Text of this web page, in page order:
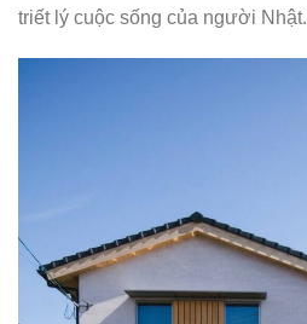
triết lý cuộc sống của người Nhật.